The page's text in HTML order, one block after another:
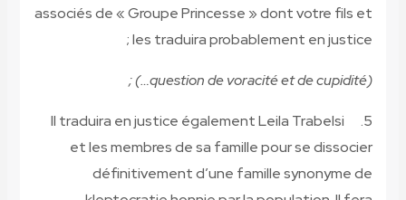
associés
Il
et